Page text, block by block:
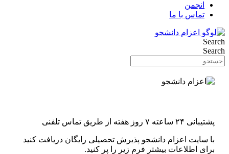
انجمن
تماس با ما
Search
Search
پشتیبانی ۲۴ ساعته ۷ روز هفته از طریق تماس تلفنی
با سایت اعزام دانشجو پذیرش تحصیلی رایگان دریافت کنید
برای اطلاعات بیشتر فرم زیر را پر کنید.